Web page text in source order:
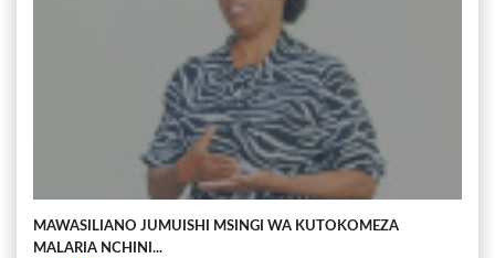
MAWASILIANO JUMUISHI MSINGI WA KUTOKOMEZA
MALARIA NCHINI...